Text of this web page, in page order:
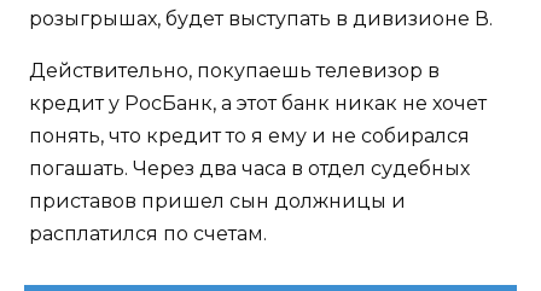
розыгрышах, будет выступать в дивизионе В.
Действительно, покупаешь телевизор в
кредит у РосБанк, а этот банк никак не хочет
понять, что кредит то я ему и не собирался
погашать. Через два часа в отдел судебных
приставов пришел сын должницы и
расплатился по счетам.